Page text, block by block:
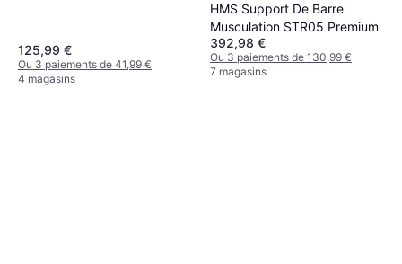
125,99 €
Ou 3 paiements de 41,99 €
4 magasins
HMS Support De Barre
Musculation STR05 Premium
392,98 €
Ou 3 paiements de 130,99 €
7 magasins